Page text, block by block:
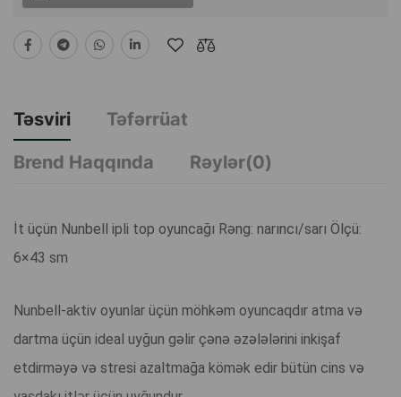
Təsviri
Təfərrüat
Brend Haqqında
Rəylər(0)
İt üçün Nunbell ipli top oyuncağı Rəng: narıncı/sarı Ölçü:
6×43 sm
Nunbell-aktiv oyunlar üçün möhkəm oyuncaqdır atma və
dartma üçün ideal uyğun gəlir çənə əzələlərini inkişaf
etdirməyə və stresi azaltmağa kömək edir bütün cins və